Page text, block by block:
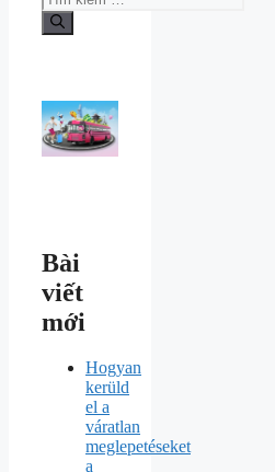
Bài
viết
mới
Hogyan
kerüld
el a
váratlan
meglepetéseket
a